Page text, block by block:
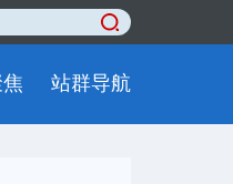
站群导航